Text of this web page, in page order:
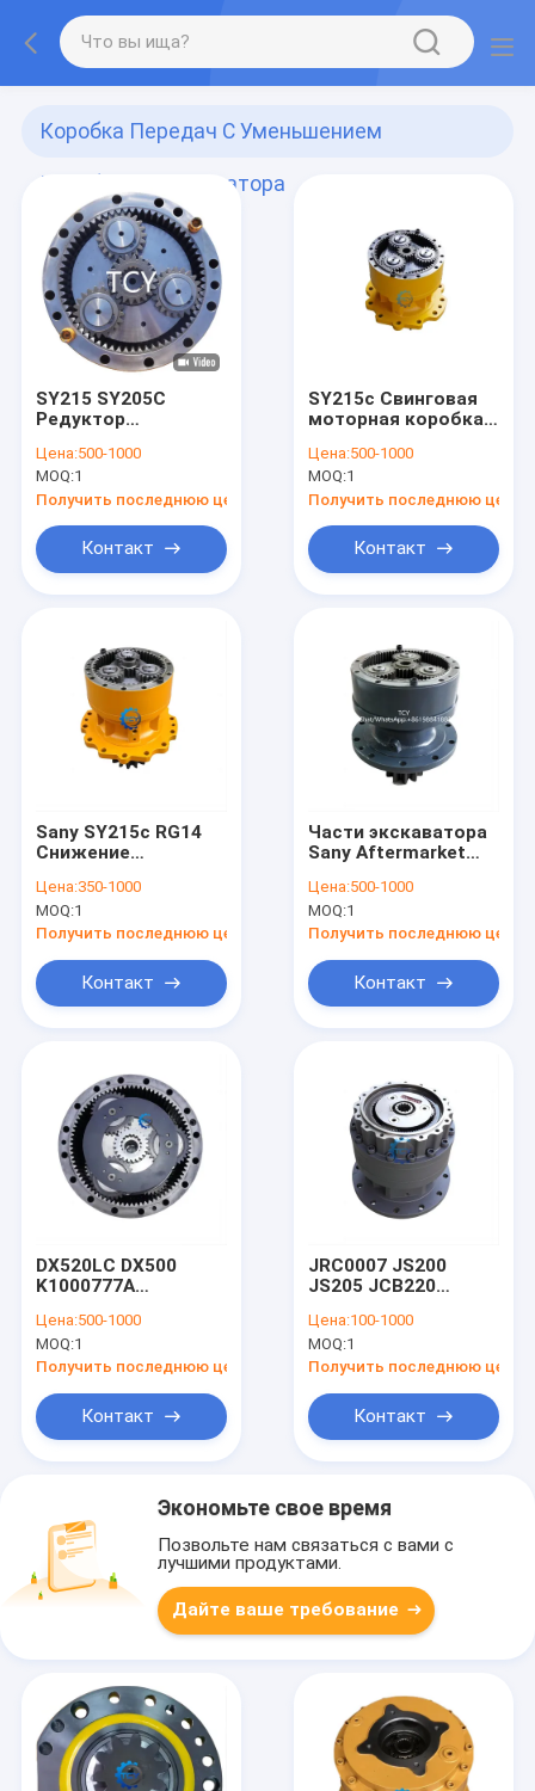
Коробка Передач С Уменьшением
Колебания Экскаватора
(67)
SY215 SY205C
Редуктор
экскаватора
61000836 SBHSM151
Индийский тип
Цена:500-1000
MOQ:1
Получить последнюю цену
Контакт
SY215c Свинговая
моторная коробка
редуктор GP RG11
для экскаватора
Sany
Цена:500-1000
MOQ:1
Получить последнюю цену
Контакт
Sany SY215c RG14
Снижение
передач Привод
13275862 60010554
Цена:350-1000
MOQ:1
Получить последнюю цену
Контакт
Части экскаватора
Sany Aftermarket
Swing Reduction
GearBox Sy135
Sy135c Sy135F OEM
Цена:500-1000
MOQ:1
Получить последнюю цену
Контакт
DX520LC DX500
K1000777A
редукторная
коробка передач
экскаватор
двигатель 170303-
00105 170303-00040
Цена:500-1000
MOQ:1
Получить последнюю цену
Контакт
JRC0007 JS200
JS205 JCB220
приводное
редуктор для
экскаваторов
Цена:100-1000
MOQ:1
Получить последнюю цену
Контакт
Экономьте свое время
Позвольте нам связаться с вами с
лучшими продуктами.
Дайте ваше требование